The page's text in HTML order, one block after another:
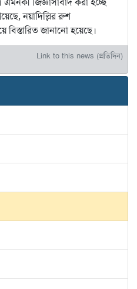
নয়াদিল্লির রুশ
জানানো হয়েছে।
Link to this news (প্রতিদিন)